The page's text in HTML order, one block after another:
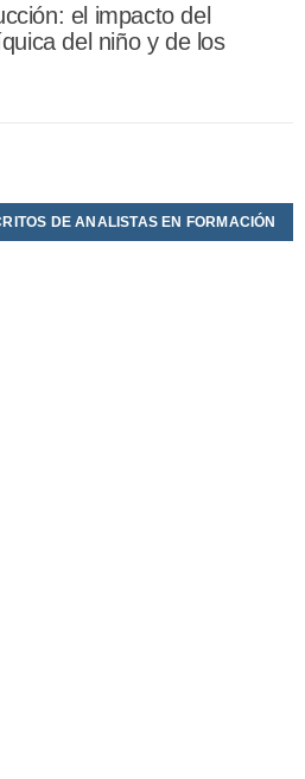
el impacto del
del niño y de los
DE ANALISTAS EN FORMACIÓN